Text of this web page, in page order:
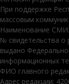
При поддержке
массовым
Наименование
№ свидетельства
выдано
информационных
ФИО главного
Адрес редакции: